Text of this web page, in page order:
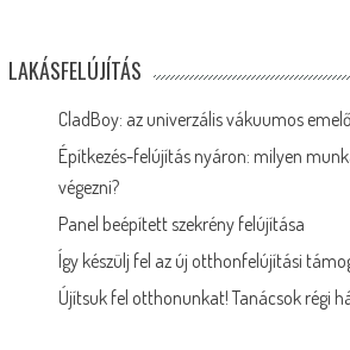
LAKÁSFELÚJÍTÁS
CladBoy: az univerzális vákuumos
Építkezés-felújítás nyáron: milyen
végezni?
Panel beépített szekrény felújítása
Így készülj fel az új otthonfelújítási
Újítsuk fel otthonunkat! Tanácsok régi